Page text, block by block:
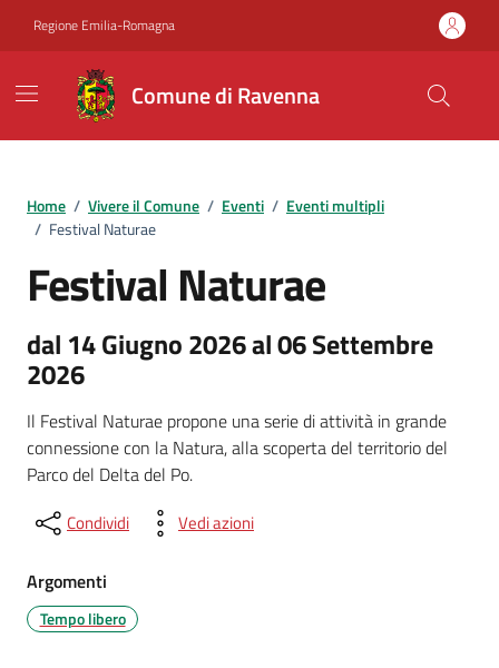
Regione Emilia-Romagna
Comune di Ravenna
Home / Vivere il Comune / Eventi / Eventi multipli
/ Festival Naturae
Festival Naturae
dal 14 Giugno 2026 al 06 Settembre
2026
Il Festival Naturae propone una serie di attività in grande
connessione con la Natura, alla scoperta del territorio del
Parco del Delta del Po.
Condividi Vedi azioni
Argomenti
Tempo libero